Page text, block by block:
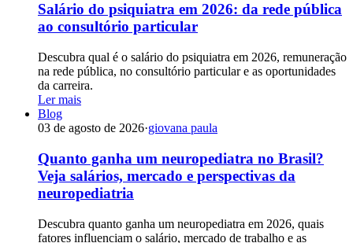
Salário do psiquiatra em 2026: da rede pública
ao consultório particular
Descubra qual é o salário do psiquiatra em 2026, remuneração
na rede pública, no consultório particular e as oportunidades
da carreira.
Ler mais
Blog
03 de agosto de 2026·giovana paula
Quanto ganha um neuropediatra no Brasil?
Veja salários, mercado e perspectivas da
neuropediatria
Descubra quanto ganha um neuropediatra em 2026, quais
fatores influenciam o salário, mercado de trabalho e as